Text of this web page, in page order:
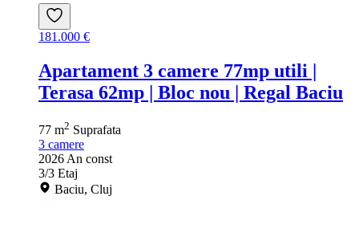
181.000 €
Apartament 3 camere 77mp utili |
Terasa 62mp | Bloc nou | Regal Baciu
77 m2 Suprafata
3 camere
2026 An const
3/3 Etaj
Baciu, Cluj